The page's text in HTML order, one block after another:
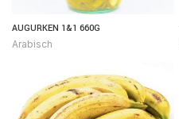
AUGURKEN 1&1 660G
Arabisch